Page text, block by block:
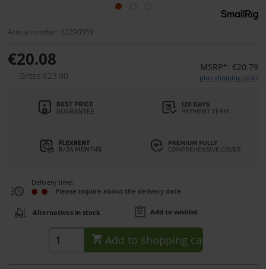
Article number: 12290559
€20.08
Gross:€23.90
MSRP*: €20.79
plus shipping costs
Delivery time:
Please inquire about the delivery date
Alternatives in stock Add to wishlist
Add to shopping cart